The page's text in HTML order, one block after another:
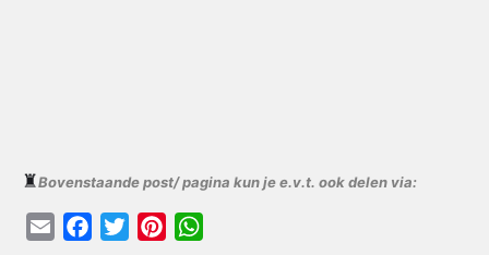
♜Bovenstaande post/ pagina kun je e.v.t. ook delen via: